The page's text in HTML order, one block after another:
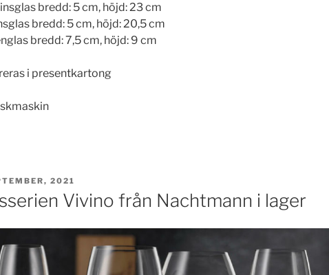
bredd: 5 cm, höjd: 23 cm
bredd: 5 cm, höjd: 20,5 cm
bredd: 7,5 cm, höjd: 9 cm
i presentkartong
2021
Vivino från Nachtmann i lager